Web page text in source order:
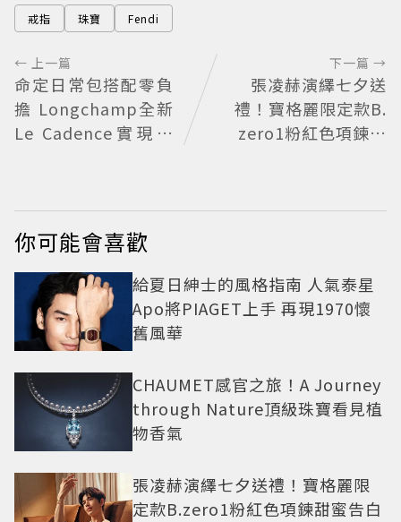
戒指 珠寶 Fendi
← 上一篇
命定日常包搭配零負
擔 Longchamp全新
Le Cadence實現不
下一篇 →
張凌赫演繹七夕送
禮！寶格麗限定款B.
zero1粉紅色項鍊甜
你可能會喜歡
給夏日紳士的風格指南 人氣泰星
Apo將PIAGET上手 再現1970懷
舊風華
CHAUMET感官之旅！A Journey
through Nature頂級珠寶看見植
物香氣
張凌赫演繹七夕送禮！寶格麗限
定款B.zero1粉紅色項鍊甜蜜告白